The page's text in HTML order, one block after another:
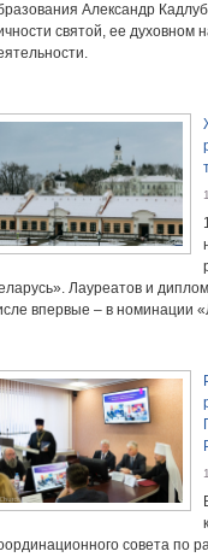
Александр
святой, ее духовном
Лауреатов и
впервые – в номинации
совета по